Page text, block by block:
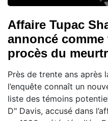
Affaire Tupac
annoncé
procès du
Près de trente ans après
l’enquête connaît un
liste des témoins
D" Davis, accusé dans